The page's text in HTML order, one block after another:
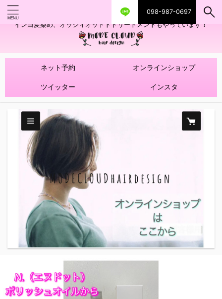
098-987-0697
艶ツヤヘアカラー！髪質改善トリートメントやハイライトを使ったデザ
イン白髪染め、オッジィオットトトリートメントもやっています！
ネット予約 オンラインショップ
ツイッター インスタ